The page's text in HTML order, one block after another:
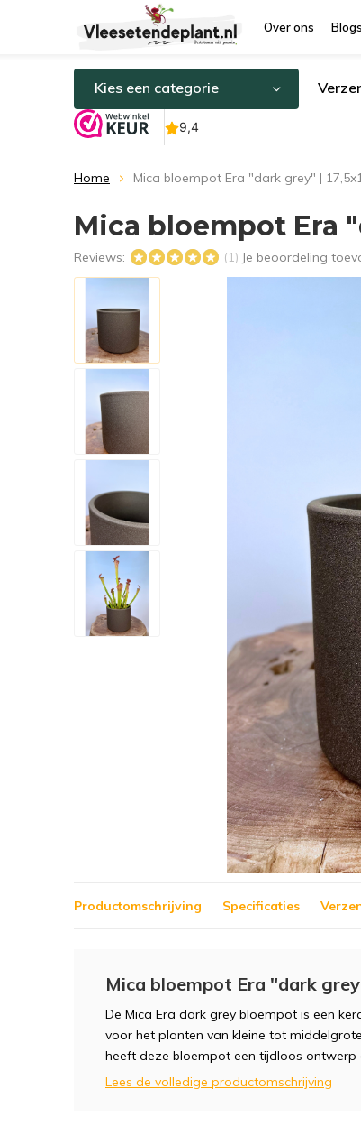
Over ons Blogs
Kies een categorie
Home Mica bloempot Era "dark grey" |
Mica bloempot Era
Reviews: (1) Je beoordeling
Productomschrijving Specificaties
Mica bloempot Era "dark
De Mica Era dark grey bloempot is een
voor het planten van kleine tot
heeft deze bloempot een tijdloos ontwerp
Lees de volledige productomschrijving